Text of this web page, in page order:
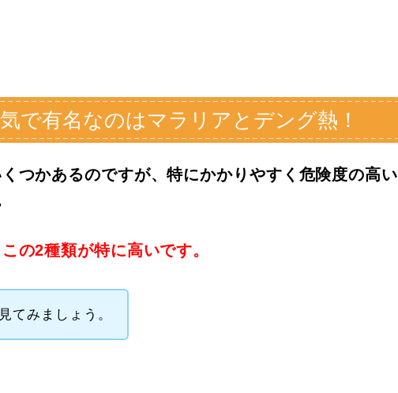
で有名なのはマラリアとデング熱！
つかあるのですが、特にかかりやすく危険度の高い
の2種類が特に高いです。
てみましょう。